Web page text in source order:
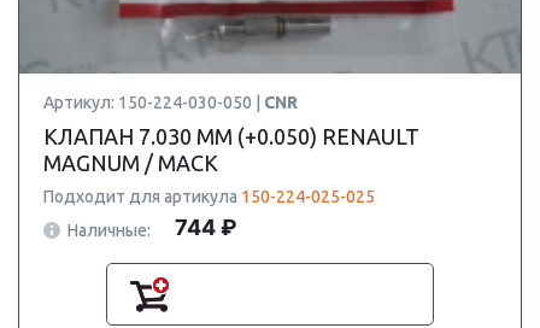
Артикул: 150-224-030-050 | CNR
КЛАПАН 7.030 ММ (+0.050) RENAULT
MAGNUM / MACK
Подходит для артикула 150-224-025-025
Наличные:
744 ₽